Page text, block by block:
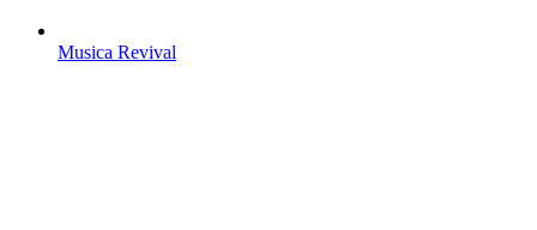
Musica Revival